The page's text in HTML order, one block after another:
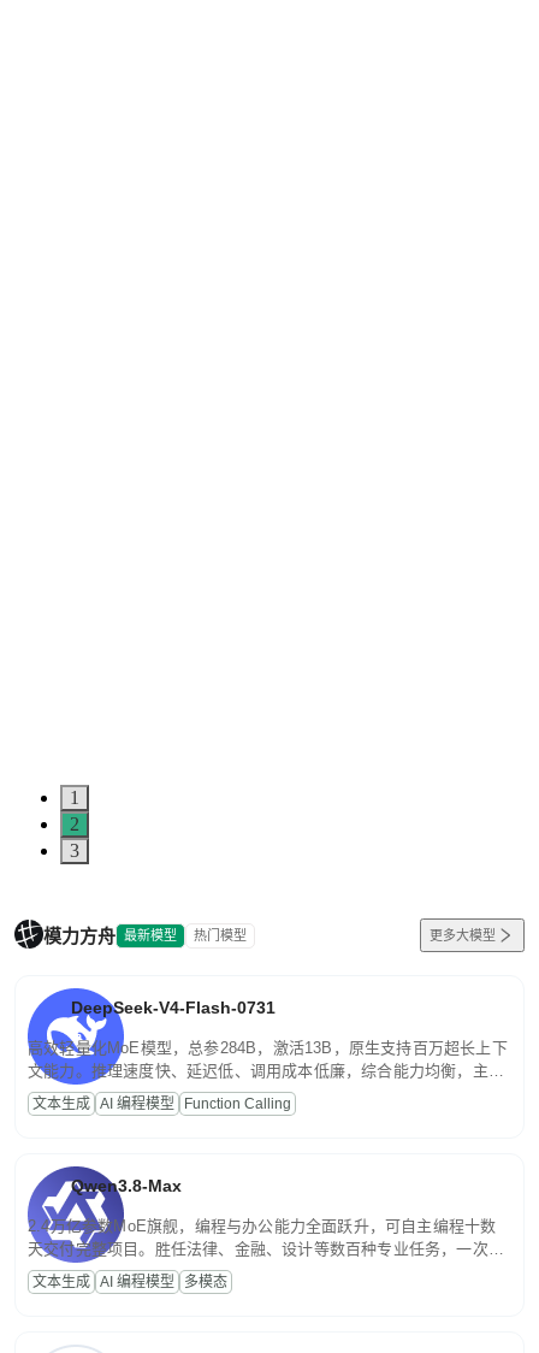
1
2
3
模力方舟 最新模型 热门模型 更多大模型
DeepSeek-V4-Flash-0731
高效轻量化MoE模型，总参284B，激活13B，原生支持百万超长上下
文能力。推理速度快、延迟低、调用成本低廉，综合能力均衡，主打
高并发、轻量化任务，适合日常对话、内容创作、基础 RAG、批量
文案处理等普惠刚需场景。
文本生成 AI 编程模型 Function Calling
Qwen3.8-Max
2.4万亿参数MoE旗舰，编程与办公能力全面跃升，可自主编程十数
天交付完整项目。胜任法律、金融、设计等数百种专业任务，一次对
话端到端交付生产级成果。原生视觉理解贯穿规划、执行与验证全流
程，支持超长文档与长视频的深度语义解析。长程任务中自主规划与
文本生成 AI 编程模型 多模态